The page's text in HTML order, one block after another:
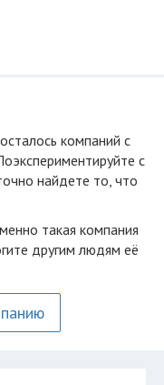
компаний с
с
найдете то, что
такая компания
другим людям её